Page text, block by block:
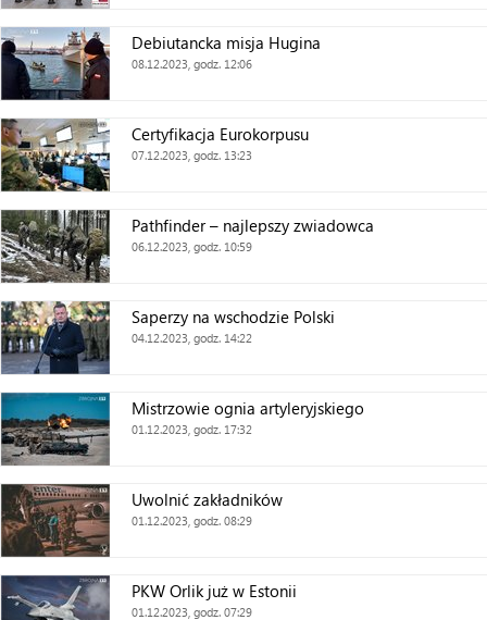
Debiutancka misja Hugina
08.12.2023, godz. 12:06
Certyfikacja Eurokorpusu
07.12.2023, godz. 13:23
Pathfinder – najlepszy zwiadowca
06.12.2023, godz. 10:59
Saperzy na wschodzie Polski
04.12.2023, godz. 14:22
Mistrzowie ognia artyleryjskiego
01.12.2023, godz. 17:32
Uwolnić zakładników
01.12.2023, godz. 08:29
PKW Orlik już w Estonii
01.12.2023, godz. 07:29